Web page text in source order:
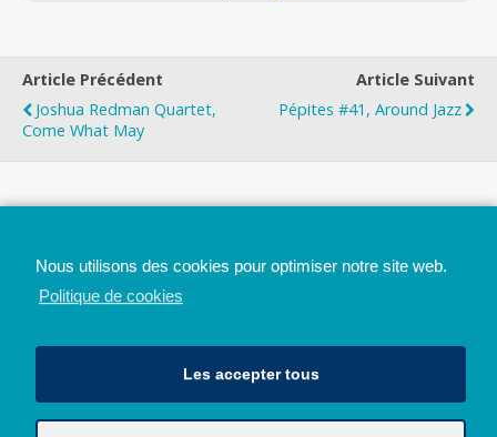
Article Précédent
Joshua Redman Quartet,
Come What May
Article Suivant
Pépites #41, Around Jazz
Nous utilisons des cookies pour optimiser notre site web.
Politique de cookies
Les accepter tous